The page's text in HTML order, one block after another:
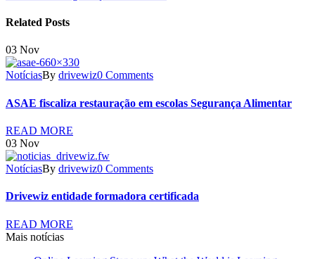
Related Posts
03 Nov
NotíciasBy drivewiz0 Comments
ASAE fiscaliza restauração em escolas Segurança Alimentar
READ MORE
03 Nov
NotíciasBy drivewiz0 Comments
Drivewiz entidade formadora certificada
READ MORE
Mais notícias